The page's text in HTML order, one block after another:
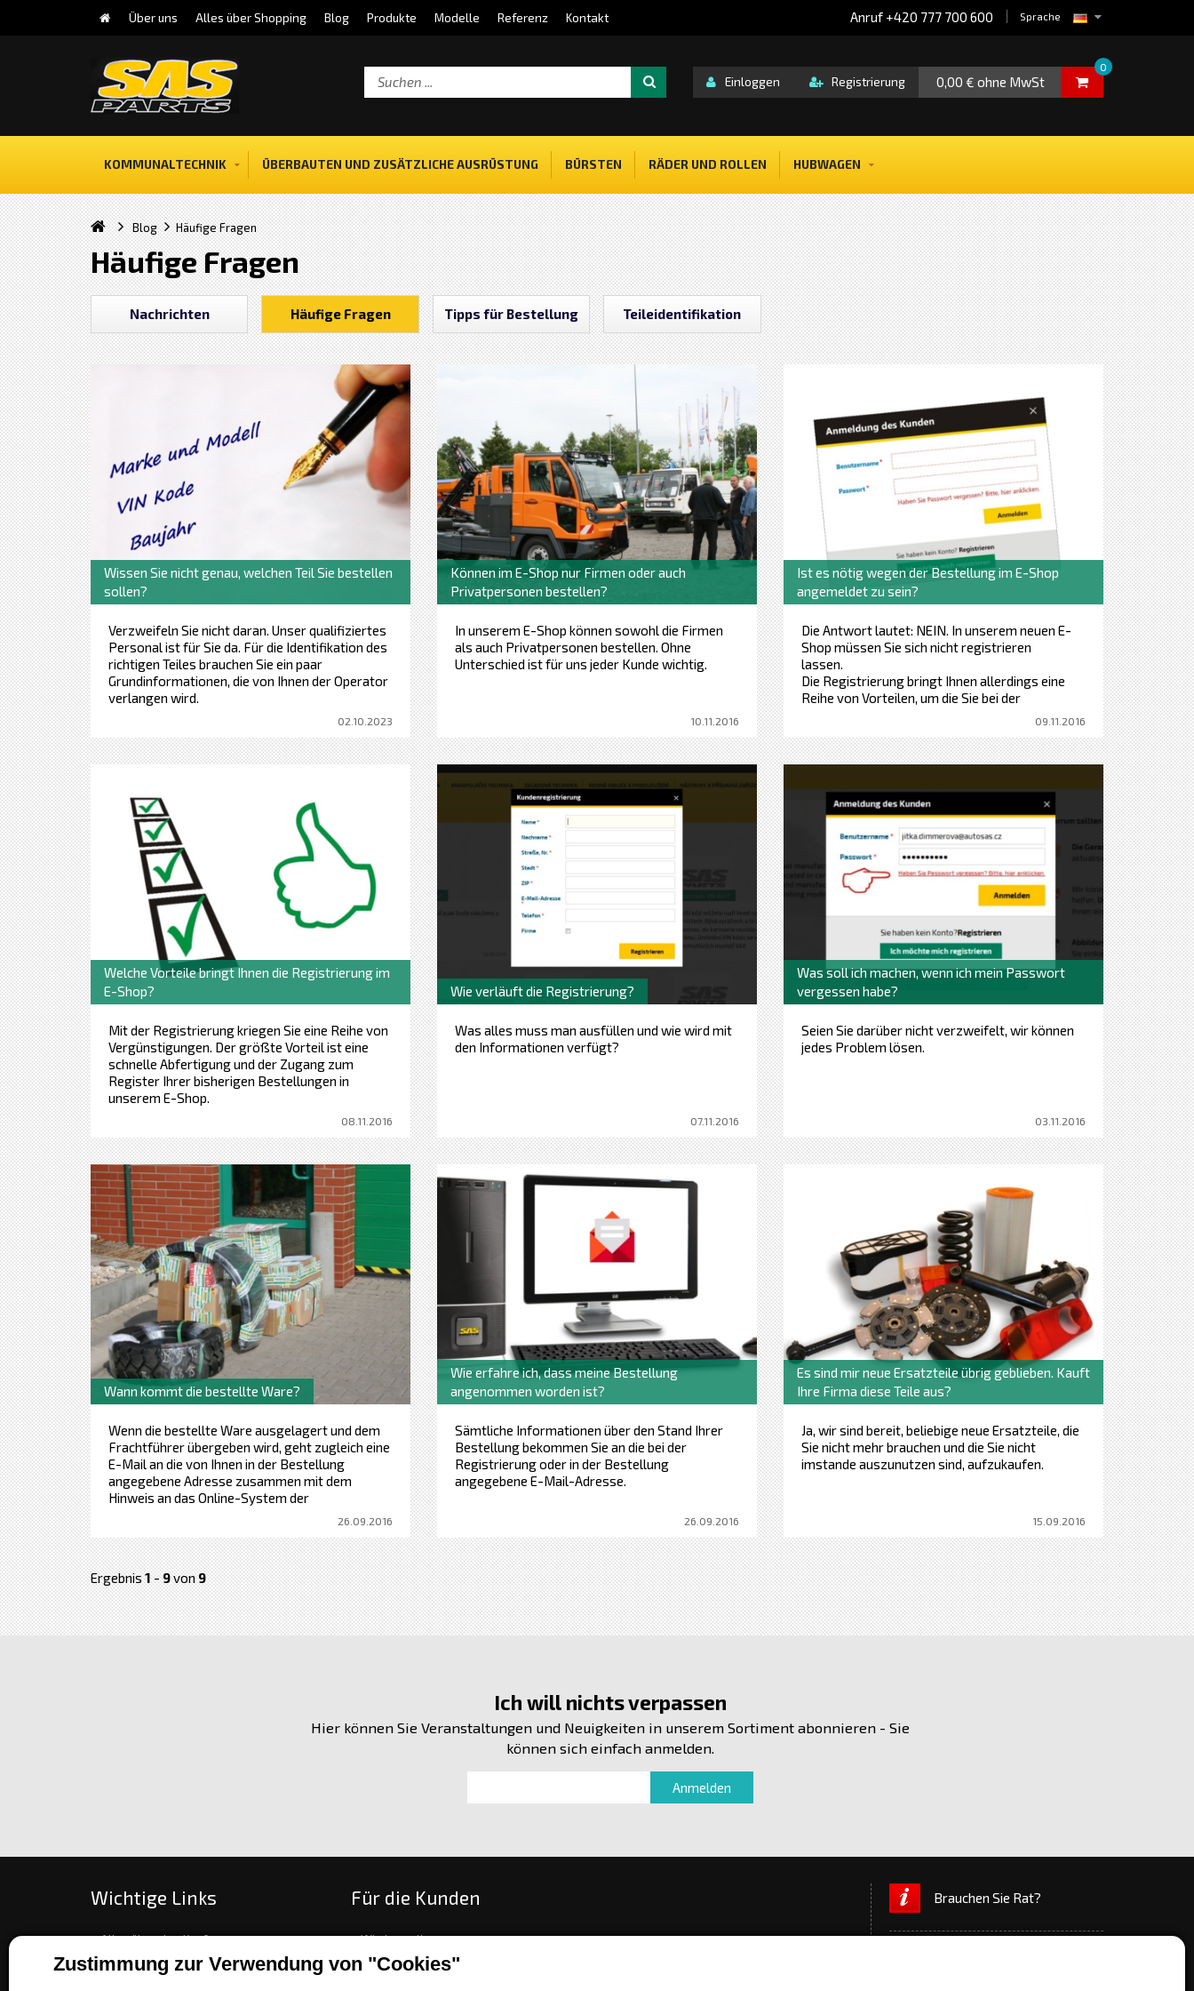
Zustimmung zur Verwendung von "Cookies"
Über uns Alles über Shopping Blog Produkte Modelle Referenz Kontakt Sprache
Anruf +420 777 700 600
0,00 € ohne MwSt
0
Einloggen Registrierung
KOMMUNALTECHNIK ÜBERBAUTEN UND ZUSÄTZLICHE AUSRÜSTUNG BÜRSTEN RÄDER UND ROLLEN HUBWAGEN
Blog Häufige Fragen
Häufige Fragen
Nachrichten Häufige Fragen Tipps für Bestellung Teileidentifikation
Wissen Sie nicht genau, welchen Teil Sie bestellen
sollen?
Verzweifeln Sie nicht daran. Unser qualifiziertes
Personal ist für Sie da. Für die Identifikation des
richtigen Teiles brauchen Sie ein paar
Grundinformationen, die von Ihnen der Operator
verlangen wird.
02.10.2023
Können im E-Shop nur Firmen oder auch
Privatpersonen bestellen?
In unserem E-Shop können sowohl die Firmen
als auch Privatpersonen bestellen. Ohne
Unterschied ist für uns jeder Kunde wichtig.
10.11.2016
Ist es nötig wegen der Bestellung im E-Shop
angemeldet zu sein?
Die Antwort lautet: NEIN. In unserem neuen E-
Shop müssen Sie sich nicht registrieren
lassen.
Die Registrierung bringt Ihnen allerdings eine
Reihe von Vorteilen, um die Sie bei der
Bestellung ohne Registrierung kommen.09.11.2016
Welche Vorteile bringt Ihnen die Registrierung im
E-Shop?
Mit der Registrierung kriegen Sie eine Reihe von
Vergünstigungen. Der größte Vorteil ist eine
schnelle Abfertigung und der Zugang zum
Register Ihrer bisherigen Bestellungen in
unserem E-Shop.
08.11.2016
Wie verläuft die Registrierung?
Was alles muss man ausfüllen und wie wird mit
den Informationen verfügt?
07.11.2016
Was soll ich machen, wenn ich mein Passwort
vergessen habe?
Seien Sie darüber nicht verzweifelt, wir können
jedes Problem lösen.
03.11.2016
Wann kommt die bestellte Ware?
Wenn die bestellte Ware ausgelagert und dem
Frachtführer übergeben wird, geht zugleich eine
E-Mail an die von Ihnen in der Bestellung
angegebene Adresse zusammen mit dem
Hinweis an das Online-System der
26.09.2016
Wie erfahre ich, dass meine Bestellung
angenommen worden ist?
Sämtliche Informationen über den Stand Ihrer
Bestellung bekommen Sie an die bei der
Registrierung oder in der Bestellung
angegebene E-Mail-Adresse.
26.09.2016
Es sind mir neue Ersatzteile übrig geblieben. Kauft
Ihre Firma diese Teile aus?
Ja, wir sind bereit, beliebige neue Ersatzteile, die
Sie nicht mehr brauchen und die Sie nicht
imstande auszunutzen sind, aufzukaufen.
15.09.2016
Ergebnis1-9von9
Ich will nichts verpassen
Hier können Sie Veranstaltungen und Neuigkeiten in unserem Sortiment abonnieren - Sie
können sich einfach anmelden.
Wichtige Links
Alles über den Kauf
Über unsere Gesellschaft
Für die Kunden
Wie bestellen
Zahlungs- und Lieferungsoptionen
Brauchen Sie Rat?